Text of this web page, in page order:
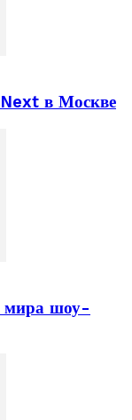
в Москве
мира шоу-